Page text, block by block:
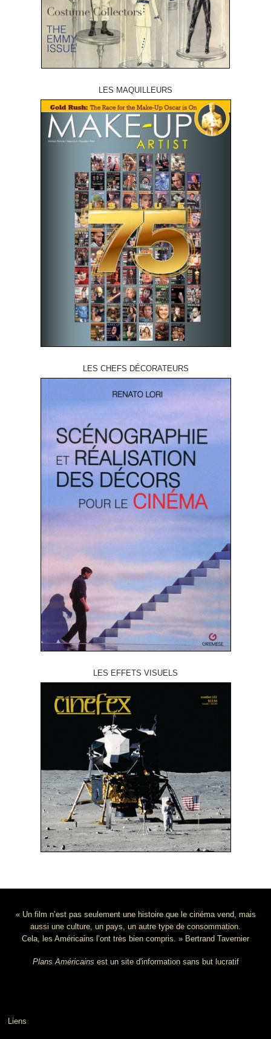
LES MAQUILLEURS
LES CHEFS DÉCORATEURS
LES EFFETS VISUELS
« Un film n’est pas seulement une histoire que le cinéma vend, mais
aussi une culture, un pays, un autre type de consommation.
Cela, les Américains l’ont très bien compris. » Bertrand Tavernier
Plans Américains est un site d'information sans but lucratif
Liens